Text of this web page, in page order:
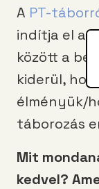
A PT-
indítja el a
között a
kiderül,
élményük/
táborozás
Mit
kedvel?